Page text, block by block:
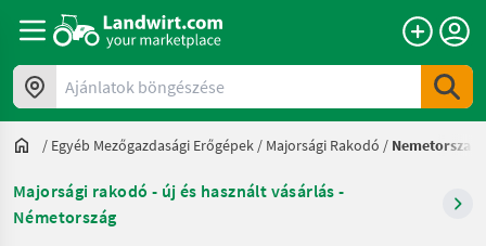
Ajánlatok böngészése
/ Egyéb Mezőgazdasági Erőgépek / Majorsági Rakodó / Nemetorszag
Majorsági rakodó - új és használt vásárlás -
Németország